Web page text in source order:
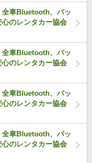
全車Bluetooth、バッ
のレンタカー協会
全車Bluetooth、バッ
のレンタカー協会
全車Bluetooth、バッ
のレンタカー協会
全車Bluetooth、バッ
のレンタカー協会